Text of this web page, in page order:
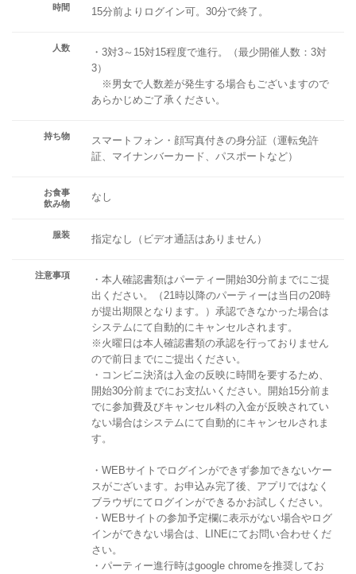
時間 15分前よりログイン可。30分で終了。
人数
・3対3～15対15程度で進行。（最少開催人数：3対
3）
※男女で人数差が発生する場合もございますので
あらかじめご了承ください。
持ち物
スマートフォン・顔写真付きの身分証（運転免許
証、マイナンバーカード、パスポートなど）
お食事
飲み物
なし
服装 指定なし（ビデオ通話はありません）
注意事項
・本人確認書類はパーティー開始30分前までにご提
出ください。（21時以降のパーティーは当日の20時
が提出期限となります。）承認できなかった場合は
システムにて自動的にキャンセルされます。
※火曜日は本人確認書類の承認を行っておりません
ので前日までにご提出ください。
・コンビニ決済は入金の反映に時間を要するため、
開始30分前までにお支払いください。開始15分前ま
でに参加費及びキャンセル料の入金が反映されてい
ない場合はシステムにて自動的にキャンセルされま
す。
・WEBサイトでログインができず参加できないケー
スがございます。お申込み完了後、アプリではなく
ブラウザにてログインができるかお試しください。
・WEBサイトの参加予定欄に表示がない場合やログ
インができない場合は、LINEにてお問い合わせくだ
さい。
・パーティー進行時はgoogle chromeを推奨してお